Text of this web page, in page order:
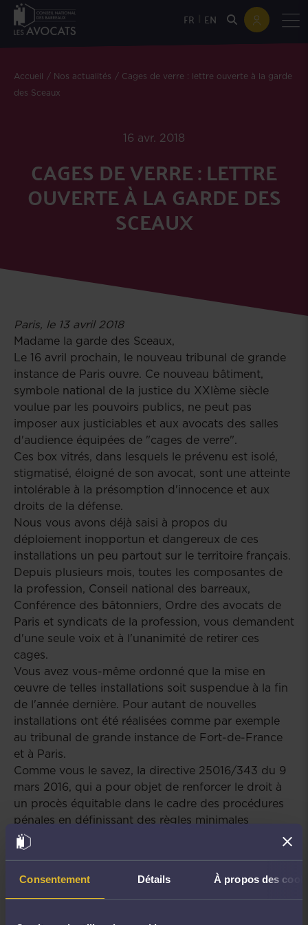
Consentement Détails À propos des
FR EN
Accueil Nos actualités
Cages de verre : lettre ouverte à la garde
des Sceaux
16 avr. 2018
CAGES DE VERRE : LETTRE
OUVERTE À LA GARDE DES
SCEAUX
Paris, le 13 avril 2018
Madame la garde des Sceaux,
Le 16 avril prochain, le nouveau tribunal de grande
instance de Paris ouvre. Ce nouveau bâtiment,
symbole national de la justice du XXlème siècle
voulue par les pouvoirs publics, ne peut pas
imposer aux justiciables et aux avocats des salles
d'audience équipées de "cages de verre".
Ces box vitrés, dans lesquels le prévenu est isolé,
stigmatisé, éloigné de son avocat, sont une atteinte
intolérable à la présomption d'innocence et aux
droits de la défense.
Nous vous avons déjà saisi à propos du
déploiement inopportun et dangereux de ces
installations un peu partout sur le territoire français.
Depuis plusieurs mois, toutes les composantes de
la profession, Conseil national des barreaux,
Conférence des bâtonniers, Ordre des avocats de
Paris et syndicats de la profession, vous demandent
d'une seule voix et à l'unanimité de retirer ces
cages.
Vous avez vous-même ordonné que la mise en
œuvre de telles installations soit suspendue à la fin
de l'année dernière. Pour autant de nouvelles
installations ont été réalisées comme par exemple
au tribunal de grande instance de Fort-de-France
et à Paris.
Comme vous le savez, la directive 25016/343 du 9
mars 2016, qui a pour objet de renforcer le droit à
un procès équitable dans le cadre des procédures
pénales en définissant des règles minimales
communes concernant certains aspects de la
présomption d'innocence et le droit d'assister à son
procès, devait faire l'objet d'une transposition dans
l'ordre juridique français au plus tard le 1er avril
2018.